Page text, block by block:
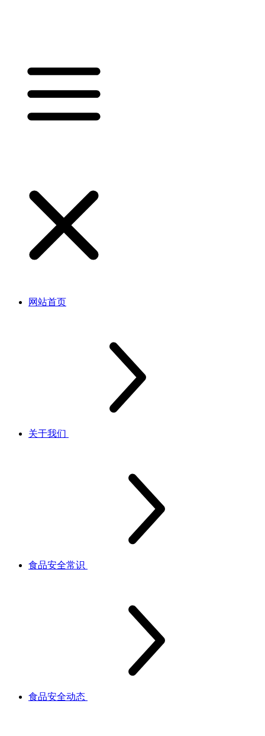
网站首页
关于我们
食品安全常识
食品安全动态